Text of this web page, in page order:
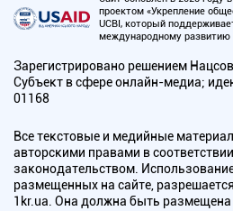
проектом «Укрепление
UCBI, который
международному развитию
Зарегистрировано решением
Субъект в сфере онлайн-медиа;
01168
Все текстовые и медийные
авторскими правами в
законодательством.
размещенных на сайте,
1kr.ua. Она должна быть размещена